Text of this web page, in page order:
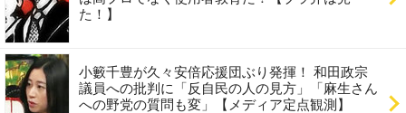
た！】
小籔千豊が久々安倍応援団ぶり発揮！ 和田政宗
議員への批判に「反自民の人の見方」「麻生さん
への野党の質問も変」【メディア定点観測】